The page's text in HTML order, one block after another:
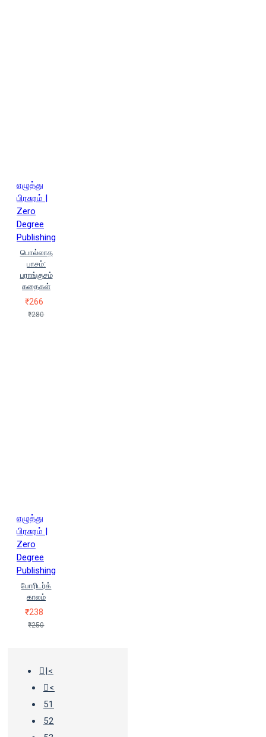
எழுத்து
பிரசுரம் |
Zero
Degree
Publishing
பொல்லாத
பாசம்:
பராங்குசம்
கதைகள்
₹266
₹280
எழுத்து
பிரசுரம் |
Zero
Degree
Publishing
போரிடர்க்
காலம்
₹238
₹250
|<
<
51
52